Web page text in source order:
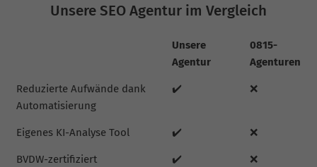
Unsere SEO Agentur im Vergleich
Unsere
Agentur
0815-
Agenturen
Reduzierte Aufwände dank
Automatisierung
✔️ ❌
Eigenes KI-Analyse Tool ✔️ ❌
BVDW-zertifiziert ✔️ ❌